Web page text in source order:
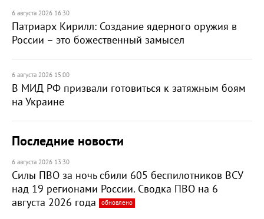
6 августа 2026 16:30
Патриарх Кирилл: Создание ядерного оружия в
России – это божественный замысел
6 августа 2026 15:00
В МИД РФ призвали готовиться к затяжным боям
на Украине
Последние новости
6 августа 2026 13:30
Силы ПВО за ночь сбили 605 беспилотников ВСУ
над 19 регионами России. Сводка ПВО на 6
августа 2026 года
обновлено